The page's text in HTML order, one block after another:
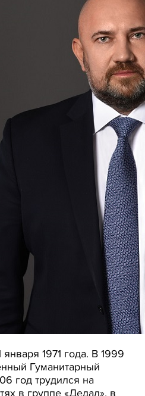
1971 года. В 1999
Гуманитарный
год трудился на
в группе «Дедал», в